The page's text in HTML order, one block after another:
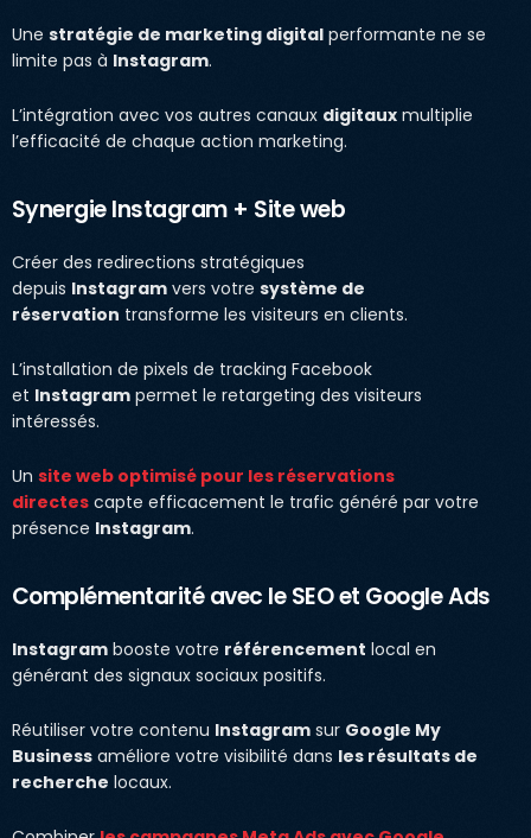
Une stratégie de marketing digital performante ne se
limite pas à Instagram.
L’intégration avec vos autres canaux digitaux multiplie
l’efficacité de chaque action marketing.
Synergie Instagram + Site web
Créer des redirections stratégiques
depuis Instagram vers votre système de
réservation transforme les visiteurs en clients.
L’installation de pixels de tracking Facebook
et Instagram permet le retargeting des visiteurs
intéressés.
Un site web optimisé pour les réservations
directes capte efficacement le trafic généré par votre
présence Instagram.
Complémentarité avec le SEO et Google Ads
Instagram booste votre référencement local en
générant des signaux sociaux positifs.
Réutiliser votre contenu Instagram sur Google My
Business améliore votre visibilité dans les résultats de
recherche locaux.